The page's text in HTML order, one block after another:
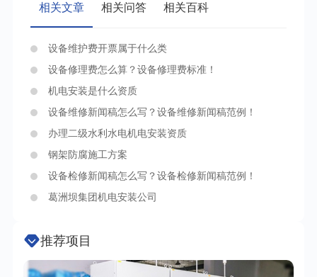
相关文章 相关问答 相关百科
设备维护费开票属于什么类
设备修理费怎么算？设备修理费标准！
机电安装是什么资质
设备维修新闻稿怎么写？设备维修新闻稿范例！
办理二级水利水电机电安装资质
钢架防腐施工方案
设备检修新闻稿怎么写？设备检修新闻稿范例！
葛洲坝集团机电安装公司
推荐项目